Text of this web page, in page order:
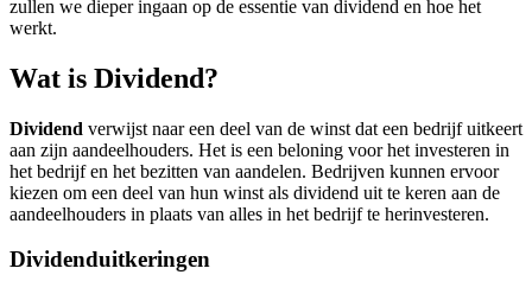
zullen we dieper ingaan op de essentie van dividend en hoe het
werkt.
Wat is Dividend?
Dividend verwijst naar een deel van de winst dat een bedrijf uitkeert
aan zijn aandeelhouders. Het is een beloning voor het investeren in
het bedrijf en het bezitten van aandelen. Bedrijven kunnen ervoor
kiezen om een deel van hun winst als dividend uit te keren aan de
aandeelhouders in plaats van alles in het bedrijf te herinvesteren.
Dividenduitkeringen